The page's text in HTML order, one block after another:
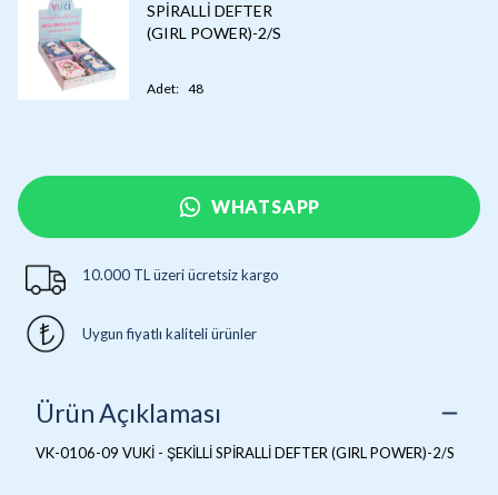
SPİRALLİ DEFTER
(GIRL POWER)-2/S
Adet: 48
WHATSAPP
10.000 TL üzeri ücretsiz kargo
Uygun fiyatlı kaliteli ürünler
Ürün Açıklaması
VK-0106-09 VUKİ - ŞEKİLLİ SPİRALLİ DEFTER (GIRL POWER)-2/S